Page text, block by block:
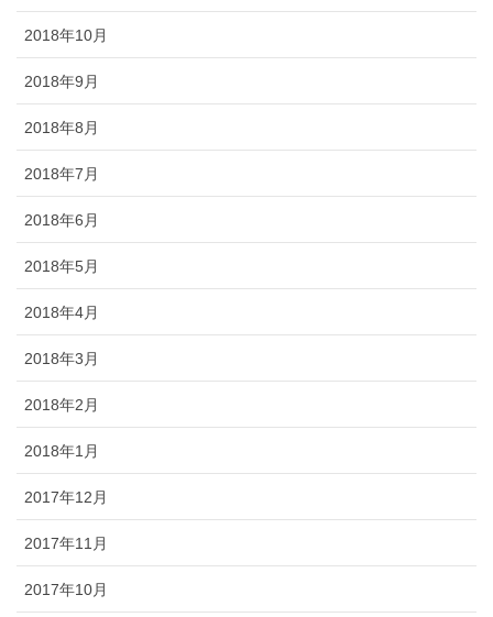
2018年10月
2018年9月
2018年8月
2018年7月
2018年6月
2018年5月
2018年4月
2018年3月
2018年2月
2018年1月
2017年12月
2017年11月
2017年10月